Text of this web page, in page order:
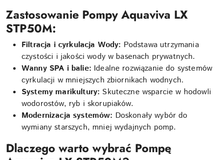
Zastosowanie Pompy Aquaviva LX
STP50M:
Filtracja i cyrkulacja Wody: Podstawa utrzymania
czystości i jakości wody w basenach prywatnych.
Wanny SPA i balie: Idealne rozwiązanie do systemów
cyrkulacji w mniejszych zbiornikach wodnych.
Systemy marikultury: Skuteczne wsparcie w hodowli
wodorostów, ryb i skorupiaków.
Modernizacja systemów: Doskonały wybór do
wymiany starszych, mniej wydajnych pomp.
Dlaczego warto wybrać Pompę